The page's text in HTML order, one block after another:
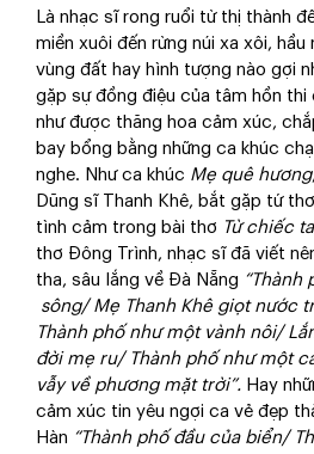
Là nhạc sĩ rong ruổi từ thị thành
miền xuôi đến rừng núi xa xôi, hầu
vùng đất hay hình tượng nào gợi
gặp sự đồng điệu của tâm hồn
như được thăng hoa cảm xúc,
bay bổng bằng những ca khúc
nghe. Như ca khúc Mẹ quê hương
Dũng sĩ Thanh Khê, bắt gặp tứ
tình cảm trong bài thơ Từ chiếc
thơ Đông Trình, nhạc sĩ đã viết
tha, sâu lắng về Đà Nẵng
sông/ Mẹ Thanh Khê giọt nước
Thành phố như một vành nôi/
đời mẹ ru/ Thành phố như một
vẫy về phương mặt trời”. Hay
cảm xúc tin yêu ngợi ca vẻ đẹp
Hàn “Thành phố đầu của biển/